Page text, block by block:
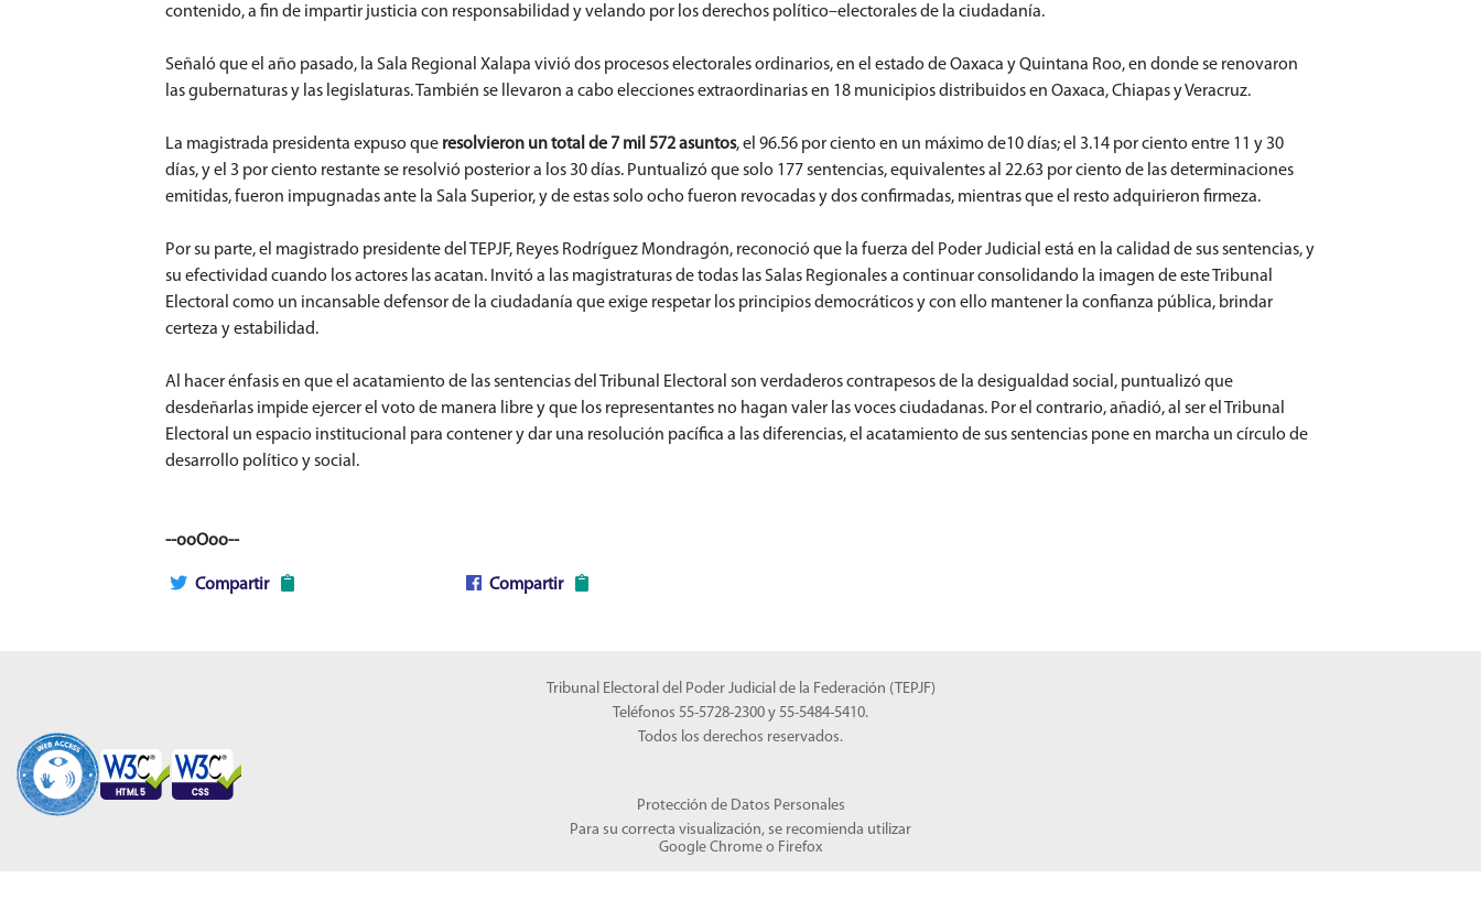
contenido, a fin de impartir justicia con responsabilidad y velando por los derechos político–electorales de la ciudadanía.
Señaló que el año pasado, la Sala Regional Xalapa vivió dos procesos electorales ordinarios, en el estado de Oaxaca y Quintana Roo, en donde se renovaron
las gubernaturas y las legislaturas. También se llevaron a cabo elecciones extraordinarias en 18 municipios distribuidos en Oaxaca, Chiapas y Veracruz.
La magistrada presidenta expuso que resolvieron un total de 7 mil 572 asuntos, el 96.56 por ciento en un máximo de10 días; el 3.14 por ciento entre 11 y 30
días, y el 3 por ciento restante se resolvió posterior a los 30 días. Puntualizó que solo 177 sentencias, equivalentes al 22.63 por ciento de las determinaciones
emitidas, fueron impugnadas ante la Sala Superior, y de estas solo ocho fueron revocadas y dos confirmadas, mientras que el resto adquirieron firmeza.
Por su parte, el magistrado presidente del TEPJF, Reyes Rodríguez Mondragón, reconoció que la fuerza del Poder Judicial está en la calidad de sus sentencias, y
su efectividad cuando los actores las acatan. Invitó a las magistraturas de todas las Salas Regionales a continuar consolidando la imagen de este Tribunal
Electoral como un incansable defensor de la ciudadanía que exige respetar los principios democráticos y con ello mantener la confianza pública, brindar
certeza y estabilidad.
Al hacer énfasis en que el acatamiento de las sentencias del Tribunal Electoral son verdaderos contrapesos de la desigualdad social, puntualizó que
desdeñarlas impide ejercer el voto de manera libre y que los representantes no hagan valer las voces ciudadanas. Por el contrario, añadió, al ser el Tribunal
Electoral un espacio institucional para contener y dar una resolución pacífica a las diferencias, el acatamiento de sus sentencias pone en marcha un círculo de
desarrollo político y social.
--ooOoo--
Compartir Compartir
Tribunal Electoral del Poder Judicial de la Federación (TEPJF)
Teléfonos 55-5728-2300 y 55-5484-5410.
Todos los derechos reservados.
Protección de Datos Personales
Para su correcta visualización, se recomienda utilizar
Google Chrome o Firefox